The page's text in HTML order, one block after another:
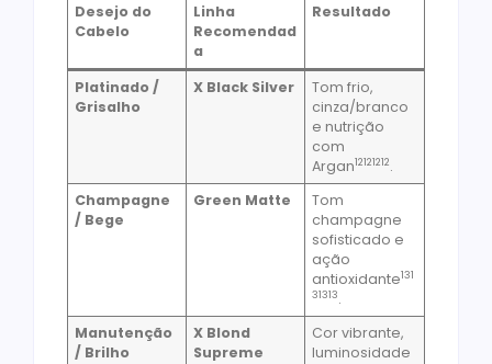
Desejo do
Cabelo
Linha
Recomendad
a
Resultado
Platinado /
Grisalho
X Black Silver
Tom frio,
cinza/branco
e nutrição
com
Argan12121212.
Champagne
/ Bege
Green Matte
Tom
champagne
sofisticado e
ação
antioxidante131
31313.
Manutenção
/ Brilho
X Blond
Supreme
Cor vibrante,
luminosidade